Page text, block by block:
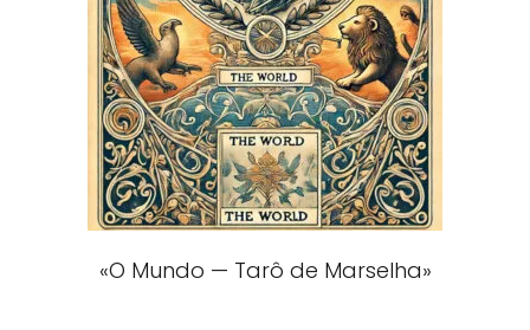
«O Mundo — Tarô de Marselha»